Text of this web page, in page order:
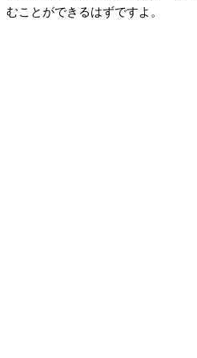
むことができるはずですよ。